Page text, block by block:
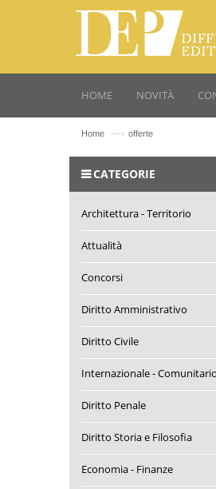
HOME NOVITÀ
Home —› offerte
CATEGORIE
Architettura - Territorio
Attualità
Concorsi
Diritto Amministrativo
Diritto Civile
Internazionale - Comunitario
Diritto Penale
Diritto Storia e Filosofia
Economia - Finanze